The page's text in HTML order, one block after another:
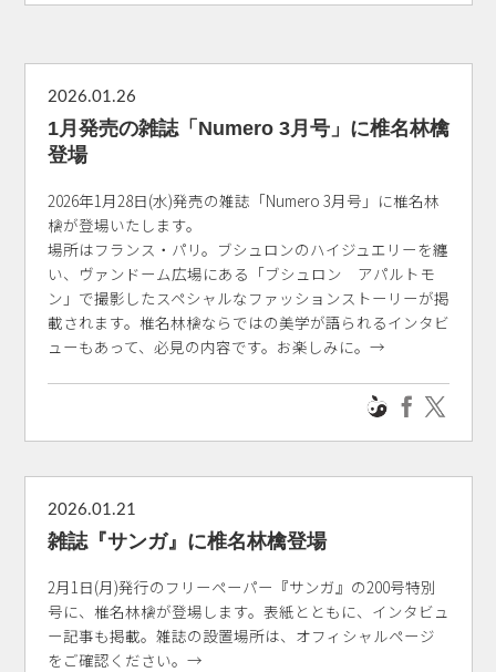
2026.01.26
1月発売の雑誌「Numero 3月号」に椎名林檎
登場
2026年1月28日(水)発売の雑誌「Numero 3月号」に椎名林
檎が登場いたします。
場所はフランス・パリ。ブシュロンのハイジュエリーを纏
い、ヴァンドーム広場にある「ブシュロン アパルトモ
ン」で撮影したスペシャルなファッションストーリーが掲
載されます。椎名林檎ならではの美学が語られるインタビ
ューもあって、必見の内容です。お楽しみに。→
2026.01.21
雑誌『サンガ』に椎名林檎登場
2月1日(月)発行のフリーペーパー『サンガ』の200号特別
号に、椎名林檎が登場します。表紙とともに、インタビュ
ー記事も掲載。雑誌の設置場所は、オフィシャルページ
をご確認ください。→